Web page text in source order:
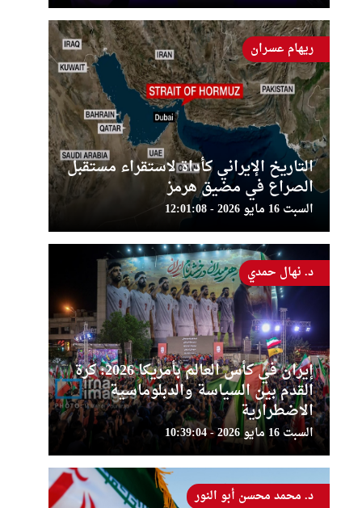
التاريخ الإيراني كأداة لاستقراء مستقبل
الصراع في مضيق هرمز
السبت 16 مايو 2026 - 12:01:08
ريهام عسران
إيران في كأس العالم بأمريكا 2026: كرة
القدم بين السياسة والدبلوماسية
الاضطرارية
السبت 16 مايو 2026 - 10:39:04
د. نهال حمدي
د. محمد محسن أبو النور